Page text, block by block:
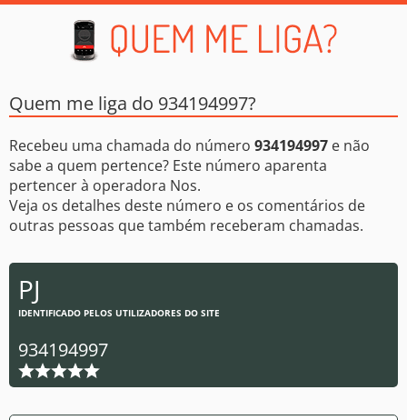
Quem me liga do 934194997?
Recebeu uma chamada do número 934194997 e não
sabe a quem pertence? Este número aparenta
pertencer à operadora Nos.
Veja os detalhes deste número e os comentários de
outras pessoas que também receberam chamadas.
PJ
IDENTIFICADO PELOS UTILIZADORES DO SITE
934194997